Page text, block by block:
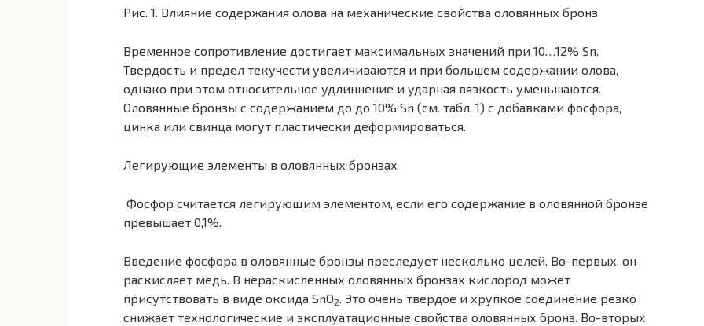
Рис. 1. Влияние содержания олова на механические свойства оловянных бронз
Временное сопротивление достигает максимальных значений при 10…12% Sn.
Твердость и предел текучести увеличиваются и при большем содержании олова,
однако при этом относительное удлиннение и ударная вязкость уменьшаются.
Оловянные бронзы с содержанием до до 10% Sn (см. табл. 1) с добавками фосфора,
цинка или свинца могут пластически деформироваться.
Легирующие элементы в оловянных бронзах
Фосфор считается легирующим элементом, если его содержание в оловянной бронзе
превышает 0,1%.
Введение фосфора в оловянные бронзы преследует несколько целей. Во-первых, он
раскисляет медь. В нераскисленных оловянных бронзах кислород может
присутствовать в виде оксида SnО2. Это очень твердое и хрупкое соединение резко
снижает технологические и эксплуатационные свойства оловянных бронз. Во-вторых,